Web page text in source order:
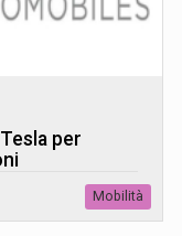
per
Mobilità